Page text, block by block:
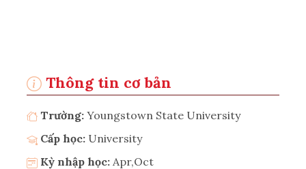
Thông tin cơ bản
Trường: Youngstown State University
Cấp học: University
Kỳ nhập học: Apr,Oct